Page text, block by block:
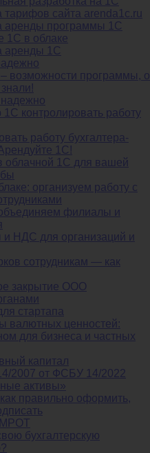
сайта arenda1c.ru
аренды программы 1С
1С в облаке
аренды 1С
возможности программы, о
контролировать работу
работу бухгалтера-
1С!
облачной 1С для вашей
организуем работу с
филиалы и
НДС для организаций и
сотрудникам — как
закрытие ООО
стартапа
валютных ценностей:
для бизнеса и частных
капитал
2007 от ФСБУ 14/2022
активы»
правильно оформить,
МРОТ
бухгалтерскую